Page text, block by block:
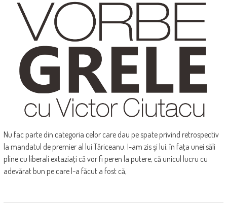
Nu fac parte din categoria celor care dau pe spate privind retrospectiv
la mandatul de premier al lui Tăriceanu. I-am zis şi lui, în faţa unei săli
pline cu liberali extaziaţi că vor fi peren la putere, că unicul lucru cu
adevărat bun pe care l-a făcut a fost că,